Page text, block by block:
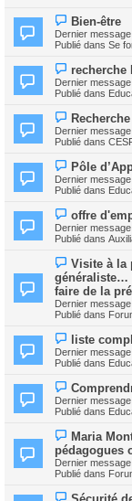
es
s
a
a
u
m
s
s
a
e
N
o
u
v
a
u
m
s
s
a
e
Bien-être
Dernier
Publié dans Se
N
o
u
v
a
u
m
s
s
a
recherche
Dernier
Publié dans
N
o
u
v
a
u
m
s
s
a
e
Dernier
Publié dans
N
o
u
v
a
u
m
s
s
a
g
e
Pôle
Dernier
Publié dans
N
o
u
v
a
u
m
e
s
s
a
g
e
offre
Dernier
Publié dans
N
u
v
e
a
m
e
s
s
a
g
e
Visite à la
généraliste…
faire de la
Dernier
Publié dans
N
o
u
v
a
u
m
s
s
a
g
e
liste
Dernier
Publié dans
N
o
u
v
a
u
m
e
s
Dernier
Publié dans
N
o
u
v
e
u
Maria
pédagogues
Dernier
Publié dans
NSécurité